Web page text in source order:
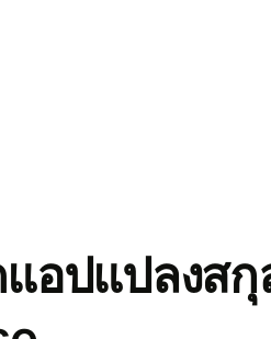
อปแปลงสกุ